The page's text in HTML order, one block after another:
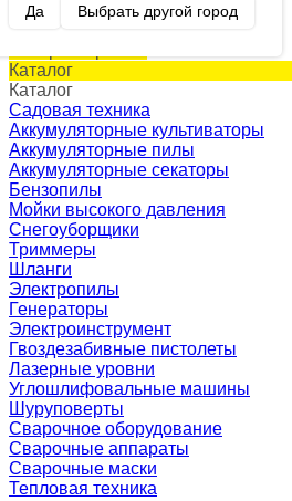
Да Выбрать другой город
0 p.
(пусто)
Каталог
Каталог
Садовая техника
Аккумуляторные культиваторы
Аккумуляторные пилы
Аккумуляторные секаторы
Бензопилы
Мойки высокого давления
Снегоуборщики
Триммеры
Шланги
Электропилы
Генераторы
Электроинструмент
Гвоздезабивные пистолеты
Лазерные уровни
Углошлифовальные машины
Шуруповерты
Сварочное оборудование
Сварочные аппараты
Сварочные маски
Тепловая техника